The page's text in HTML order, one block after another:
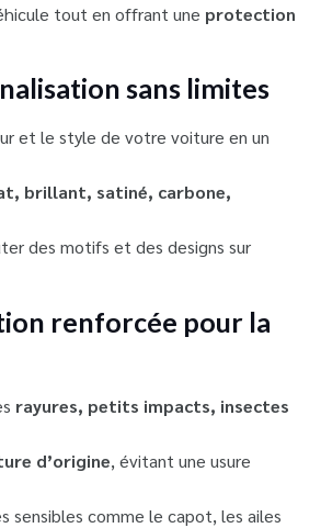
tout en offrant une protection
sans limites
et le style de votre voiture en un
brillant, satiné, carbone,
des motifs et des designs sur
renforcée pour la
rayures, petits impacts, insectes
d’origine, évitant une usure
sensibles comme le capot, les ailes